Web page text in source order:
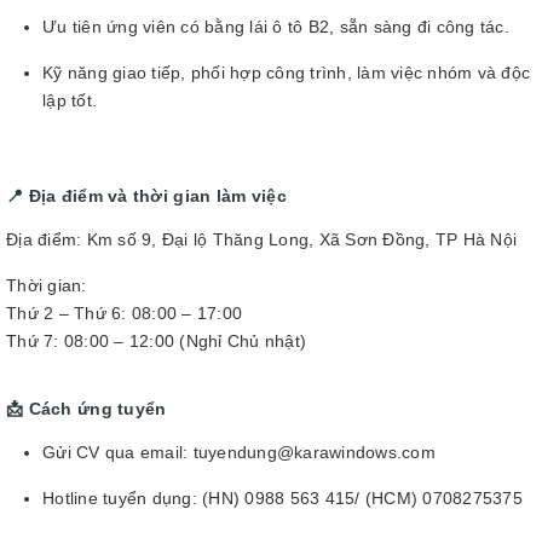
Ưu tiên ứng viên có bằng lái ô tô B2, sẵn sàng đi công tác.
Kỹ năng giao tiếp, phối hợp công trình, làm việc nhóm và độc
lập tốt.
📍 Địa điểm và thời gian làm việc
Địa điểm: Km số 9, Đại lộ Thăng Long, Xã Sơn Đồng, TP Hà Nội
Thời gian:
Thứ 2 – Thứ 6: 08:00 – 17:00
Thứ 7: 08:00 – 12:00 (Nghỉ Chủ nhật)
📩 Cách ứng tuyển
Gửi CV qua email: tuyendung@karawindows.com
Hotline tuyển dụng: (HN) 0988 563 415/ (HCM) 0708275375